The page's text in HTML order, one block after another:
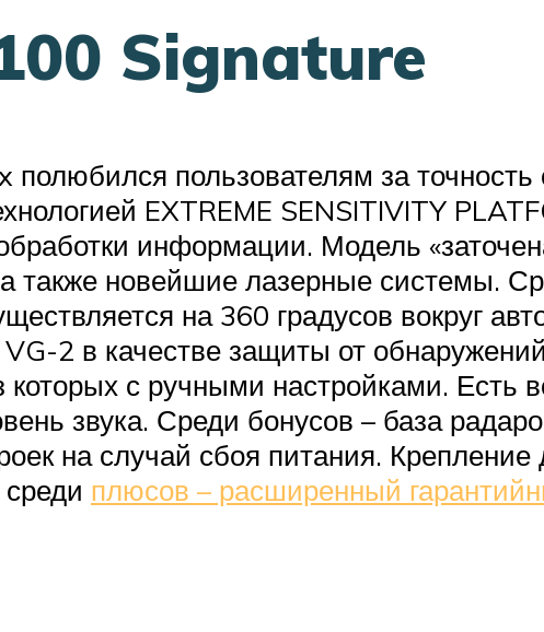
Signature
полюбился пользователям за
EXTREME SENSITIVITY
информации. Модель
также новейшие лазерные системы.
на 360 градусов вокруг
2 в качестве защиты от
которых с ручными настройками. Есть
звука. Среди бонусов – база
на случай сбоя питания.
плюсов – расширенный